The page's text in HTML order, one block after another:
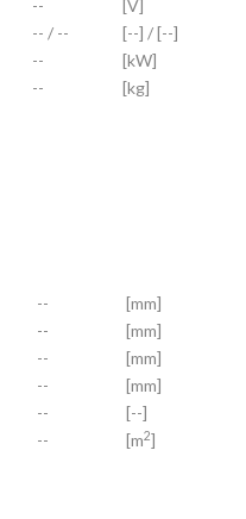
--
[V]
-- / --
[--] / [--]
--
[kW]
-- [kg]
--
[mm]
--
[mm]
--
[mm]
--
[mm]
--
[--]
-- [m2]